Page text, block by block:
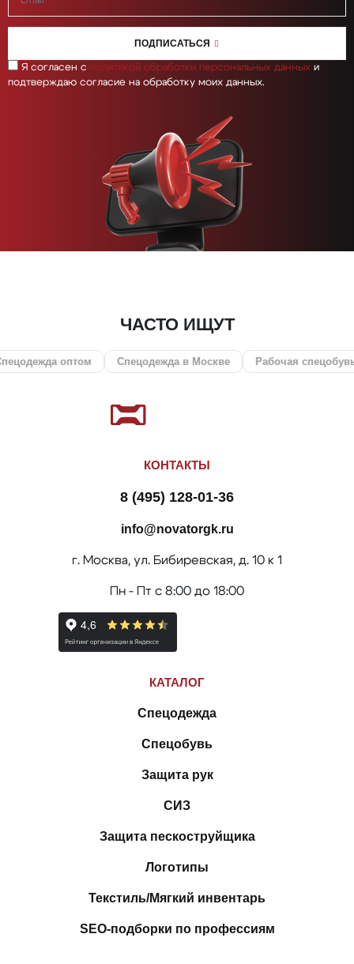
ПОДПИСАТЬСЯ
Я согласен с политикой обработки персональных данныхи
подтверждаю согласие на обработку моих данных.
ЧАСТО ИЩУТ
Спецодежда в Москве Рабочая спецобувь СИЗ
КОНТАКТЫ
8 (495) 128-01-36
info@novatorgk.ru
г. Москва, ул. Бибиревская, д. 10 к 1
Пн - Пт с 8:00 до 18:00
КАТАЛОГ
Спецодежда
Спецобувь
Защита рук
СИЗ
Защита пескоструйщика
Логотипы
Текстиль/Мягкий инвентарь
SEO-подборки по профессиям